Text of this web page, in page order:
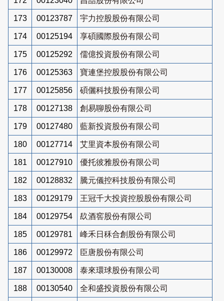
173 00123787 宇力控股股份有限公司
174 00125194 享碩國際股份有限公司
175 00125292 儒億投資股份有限公司
176 00125363 寶連堡控股股份有限公司
177 00125856 碩儷科技股份有限公司
178 00127138 創易聊股份有限公司
179 00127480 藍新投資股份有限公司
180 00127714 艾里資本股份有限公司
181 00127910 優托彼雅股份有限公司
182 00128832 騰元儀控科技股份有限公司
183 00129179 王冠千大投資控股股份有限公司
184 00129754 镹酒窖股份有限公司
185 00129781 峰禾日秝合創股份有限公司
186 00129972 臣唐股份有限公司
187 00130008 泰來環球股份有限公司
188 00130540 全和盛投資股份有限公司